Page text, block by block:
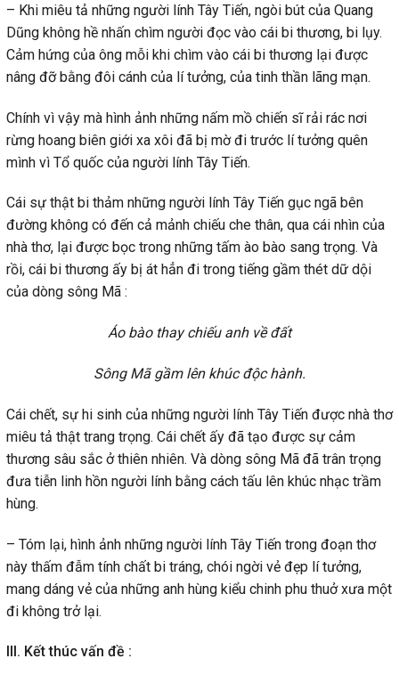
– Khi miêu tả những người lính Tây Tiến, ngòi bút của Quang
Dũng không hề nhấn chìm người đọc vào cái bi thương, bi lụy.
Cảm hứng của ông mỗi khi chìm vào cái bi thương lại được
nâng đỡ bằng đôi cánh của lí tưởng, của tinh thần lãng mạn.
Chính vì vậy mà hình ảnh những nấm mồ chiến sĩ rải rác nơi
rừng hoang biên giới xa xôi đã bị mờ đi trước lí tưởng quên
mình vì Tổ quốc của người lính Tây Tiến.
Cái sự thật bi thảm những người lính Tây Tiến gục ngã bên
đường không có đến cả mảnh chiếu che thân, qua cái nhìn của
nhà thơ, lại được bọc trong những tấm ào bào sang trọng. Và
rồi, cái bi thương ấy bị át hẳn đi trong tiếng gầm thét dữ dội
của dòng sông Mã :
Áo bào thay chiếu anh về đất
Sông Mã gầm lên khúc độc hành.
Cái chết, sự hi sinh của những người lính Tây Tiến được nhà thơ
miêu tả thật trang trọng. Cái chết ấy đã tạo được sự cảm
thương sâu sắc ở thiên nhiên. Và dòng sông Mã đã trân trọng
đưa tiễn linh hồn người lính bằng cách tấu lên khúc nhạc trầm
hùng.
– Tóm lại, hình ảnh những người lính Tây Tiến trong đoạn thơ
này thấm đẫm tính chất bi tráng, chói ngời vẻ đẹp lí tưởng,
mang dáng vẻ của những anh hùng kiểu chinh phu thuở xưa một
đi không trở lại.
III. Kết thúc vấn đề :